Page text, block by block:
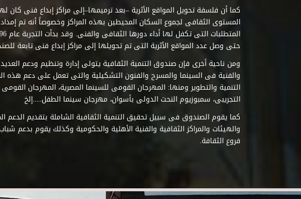
كما أن فلسفة تحويل المواقع الأثرية –بعد ترميمها–إلى مراكز إبداع فنى كان
المستوى الثقافى لجموع السكان المحيطين بهذه المراكز وخصوصاً أنه تم
حتى وصل عدد المواقع الأثرية التى تم تحويلها إلى مراكز إبداع فنى تابعة للصندوق إلى
ومن ناحية أخرى فإن صندوق التنمية الثقافية يتولى إدارة وتنظيم ودعم
والفنية فى السينما والمسرح والفنون التشكيلية والتى تعمل على دعم هذه
التنمية والتطوير ومنها: المهرجان القومى للسينما المصرية، المهرجان
التجريبى، سمبوزيوم النحت الدولى بأسوان، مهرجان سينما الطفل.....إلخ
كما يقوم الصندوق فى سبيل تحقيق التنمية الثقافية الشاملة بتقديم الدعم
والهيئات والمراكز الثقافية والفنية الأهلية والحكومية وكذلك يقوم بدعم
فروع الثقافة.